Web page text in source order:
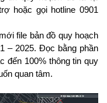
hoặc gọi hotline 0901
file bản đồ quy hoạch
– 2025. Đọc bằng phần
đến 100% thông tin quy
quan tâm.